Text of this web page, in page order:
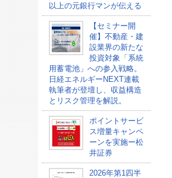
以上の元銀行マンが伝える
【セミナー開
催】不動産・建
設業界の新たな
投資対象「系統
用蓄電池」への参入戦略。
日経エネルギーNEXT連載
執筆者が登壇し、収益構造
とリスク管理を解説。
ポイントサービ
ス増量キャンペ
ーンを実施ー松
井証券
2026年第1四半